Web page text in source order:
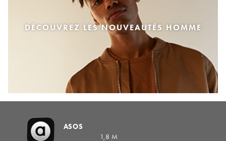
DÉCOUVREZ LES NOUVEAUTÉS HOMME
ASOS
1,8 M